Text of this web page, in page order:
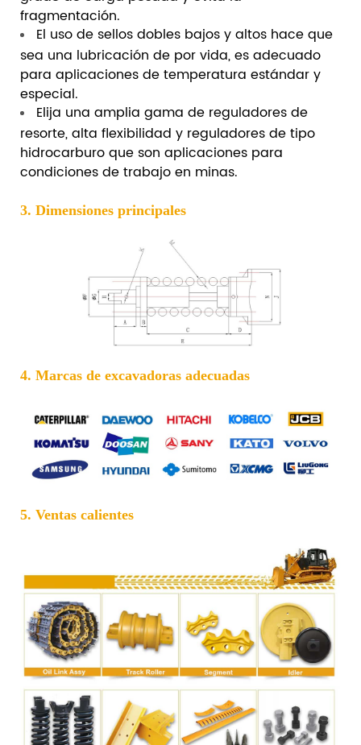
fragmentación.
El uso de sellos dobles bajos y altos hace que
sea una lubricación de por vida, es adecuado
para aplicaciones de temperatura estándar y
especial.
Elija una amplia gama de reguladores de
resorte, alta flexibilidad y reguladores de tipo
hidrocarburo que son aplicaciones para
condiciones de trabajo en minas.
3. Dimensiones principales
4. Marcas de excavadoras adecuadas
5. Ventas calientes